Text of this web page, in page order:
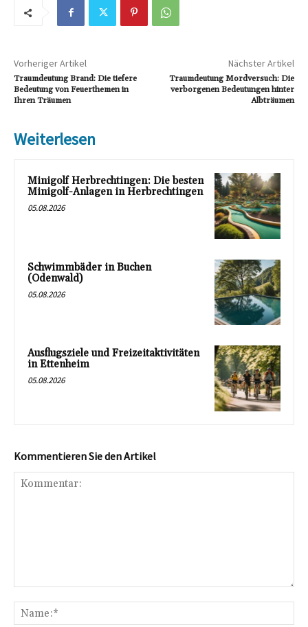
Vorheriger Artikel
Traumdeutung Brand: Die tiefere
Bedeutung von Feuerthemen in
Ihren Träumen
Nächster Artikel
Traumdeutung Mordversuch: Die
verborgenen Bedeutungen hinter
Albträumen
Weiterlesen
Minigolf Herbrechtingen: Die besten
Minigolf-Anlagen in Herbrechtingen
05.08.2026
Schwimmbäder in Buchen
(Odenwald)
05.08.2026
Ausflugsziele und Freizeitaktivitäten
in Ettenheim
05.08.2026
Kommentieren Sie den Artikel